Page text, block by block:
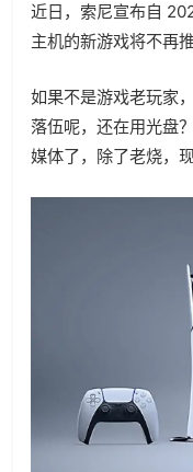
近日，索尼宣布自
主机的新游戏将不再
如果不是游戏老玩家
落伍呢，还在用光盘
媒体了，除了老烧，